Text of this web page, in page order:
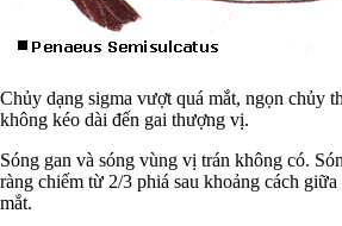
Chủy dạng sigma vượt quá mắt, ngọn chủy
không kéo dài đến gai thượng vị.
Sóng gan và sóng vùng vị trán không có.
ràng chiếm từ 2/3 phiá sau khoảng cách
mắt.